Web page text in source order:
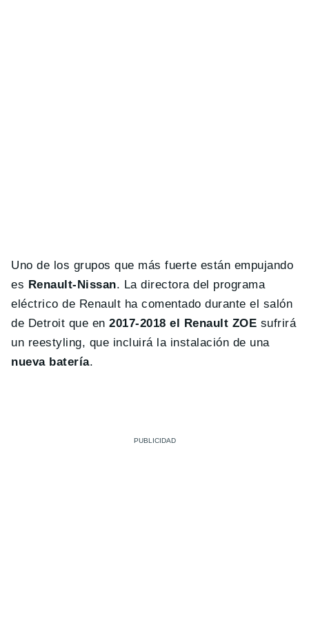
Uno de los grupos que más fuerte están empujando
es Renault-Nissan. La directora del programa
eléctrico de Renault ha comentado durante el salón
de Detroit que en2017-2018 el Renault ZOE sufrirá
un reestyling, que incluirá la instalación de una
nueva batería.